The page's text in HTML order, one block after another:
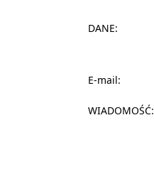
DANE:
E-mail:
WIADOMOŚĆ: